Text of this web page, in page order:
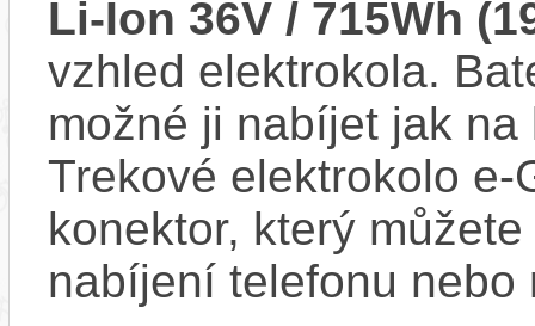
Li-Ion 36V / 715Wh
vzhled elektrokola.
možné ji nabíjet jak
Trekové elektrokolo e-
konektor, který
nabíjení telefonu